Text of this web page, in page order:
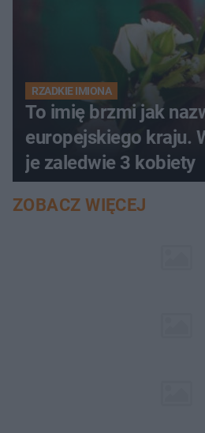
RZADKIE IMIONA
To imię brzmi jak
europejskiego kraju.
je zaledwie 3 kobiety
ZOBACZ WIĘCEJ